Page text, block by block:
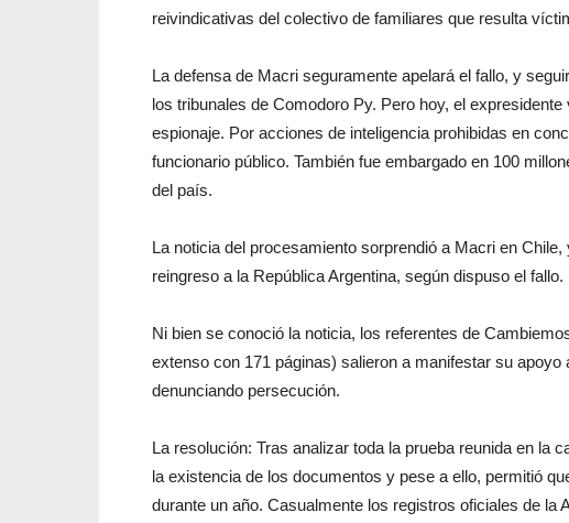
reivindicativas del colectivo de familiares que resulta
La defensa de Macri seguramente apelará el fallo, y
los tribunales de Comodoro Py. Pero hoy, el
espionaje. Por acciones de inteligencia prohibidas en
funcionario público. También fue embargado en 100
del país.
La noticia del procesamiento sorprendió a Macri en
reingreso a la República Argentina, según dispuso el fallo.
Ni bien se conoció la noticia, los referentes de
extenso con 171 páginas) salieron a manifestar su
denunciando persecución.
La resolución: Tras analizar toda la prueba reunida en la
la existencia de los documentos y pese a ello, permitió
durante un año. Casualmente los registros oficiales de la